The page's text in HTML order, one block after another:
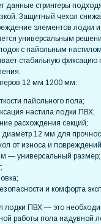
данные стрингеры
Защитный чехол
элементов лодки и
универсальным
с пайольным
стабильную
12 мм 1200 мм:
пайольного пола;
настила лодки ПВХ;
расхождения секций;
12 мм для
от износа и
— универсальный размер;
и комфорта
лодки ПВХ — это
работы пола надувной